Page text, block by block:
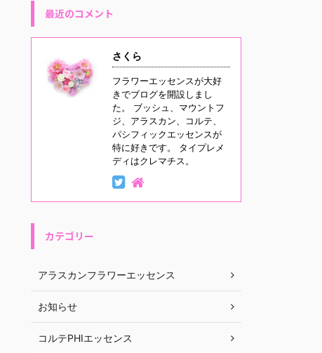
最近のコメント
さくら
フラワーエッセンスが大好
きでブログを開設しまし
た。 ブッシュ、マウントフ
ジ、アラスカン、コルテ、
パシフィックエッセンスが
特に好きです。 タイプレメ
ディはクレマチス。
カテゴリー
アラスカンフラワーエッセンス
お知らせ
コルテPHIエッセンス